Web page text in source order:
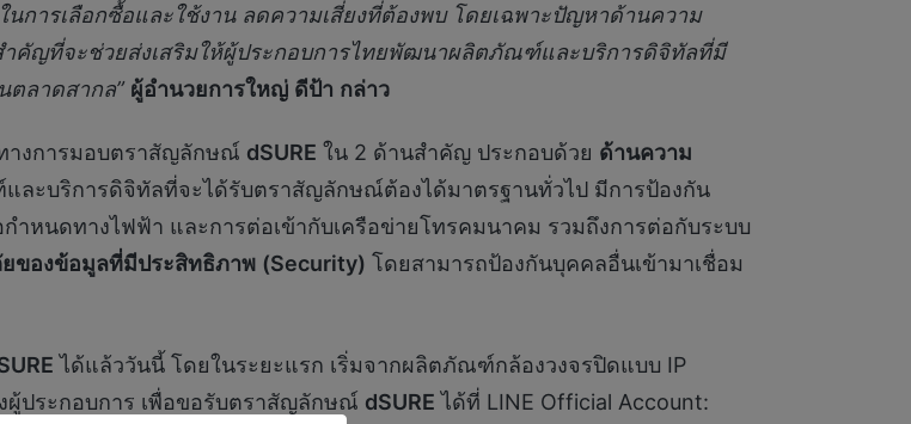
นการเลือกซื้อและใช้งาน ลดความเสี่ยงที่ต้องพบ โดยเฉพาะปัญหาด้านความ
ำคัญที่จะช่วยส่งเสริมให้ผู้ประกอบการไทยพัฒนาผลิตภัณฑ์และบริการดิจิทัลที่มี
ตลาดสากล” ผู้อำนวยการใหญ่ ดีป้า กล่าว
างการมอบตราสัญลักษณ์ dSURE ใน 2 ด้านสำคัญ ประกอบด้วย ด้านความ
ละบริการดิจิทัลที่จะได้รับตราสัญลักษณ์ต้องได้มาตรฐานทั่วไป มีการป้องกัน
หนดทางไฟฟ้า และการต่อเข้ากับเครือข่ายโทรคมนาคม รวมถึงการต่อกับระบบ
ของข้อมูลที่มีประสิทธิภาพ (Security) โดยสามารถป้องกันบุคคลอื่นเข้ามาเชื่อม
ได้แล้ววันนี้ โดยในระยะแรก เริ่มจากผลิตภัณฑ์กล้องวงจรปิดแบบ IP
ประกอบการ เพื่อขอรับตราสัญลักษณ์ dSURE ได้ที่ LINE Official Account: